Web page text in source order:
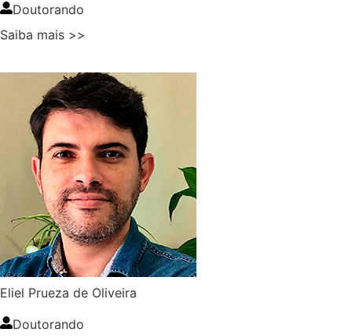
Doutorando
Saiba mais >>
Eliel Prueza de Oliveira
Doutorando